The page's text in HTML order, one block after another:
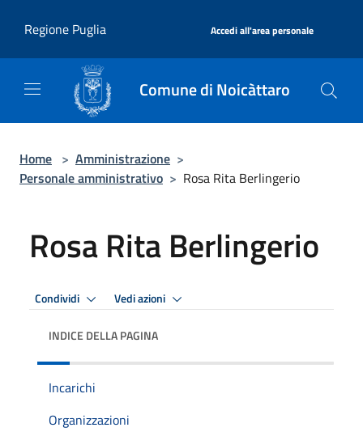
Regione Puglia
Accedi all'area personale
Comune di Noicàttaro
Home > Amministrazione >
Personale amministrativo > Rosa Rita Berlingerio
Rosa Rita Berlingerio
Condividi Vedi azioni
INDICE DELLA PAGINA
Incarichi
Organizzazioni